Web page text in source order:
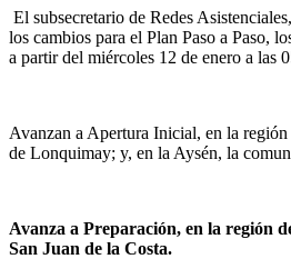
El subsecretario de Redes
los cambios para el Plan Paso a Paso,
a partir del miércoles 12 de enero a las
Avanzan a Apertura Inicial, en la
de Lonquimay; y, en la Aysén, la
Avanza a Preparación, en la región
San Juan de la Costa.